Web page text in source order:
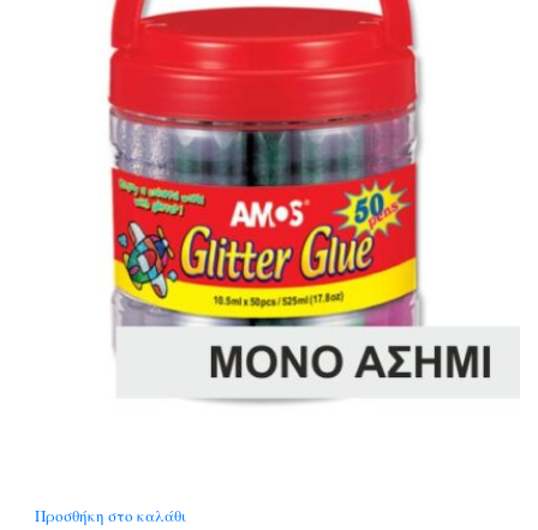
Προσθήκη στο καλάθι